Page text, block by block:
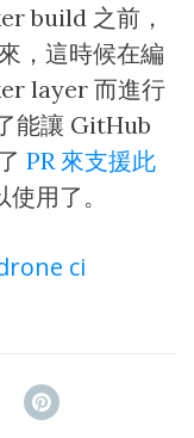
build 之前，
，這時候在編
layer 而進行
能讓 GitHub
PR 來支援此
用了。
ci